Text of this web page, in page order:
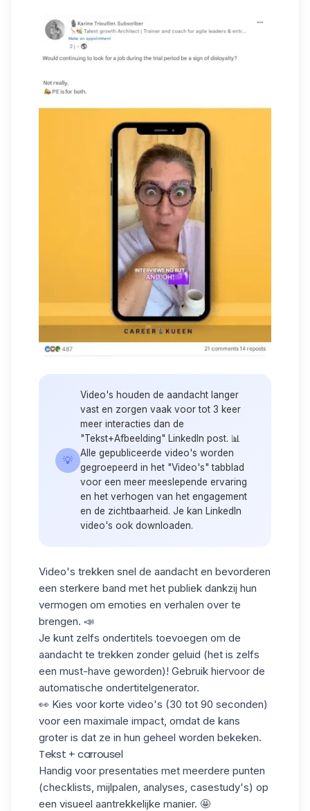
💡
Video's houden de aandacht langer
vast en zorgen vaak voor tot 3 keer
meer interacties dan de
"Tekst+Afbeelding" LinkedIn post. 📊
Alle gepubliceerde video's worden
gegroepeerd in het "Video's" tabblad
voor een meer meeslepende ervaring
en het verhogen van het engagement
en de zichtbaarheid. Je kan LinkedIn
video's ook downloaden.
Video's trekken snel de aandacht en bevorderen
een sterkere band met het publiek dankzij hun
vermogen om emoties en verhalen over te
brengen. 📣
Je kunt zelfs ondertitels toevoegen om de
aandacht te trekken zonder geluid (het is zelfs
een must-have geworden)! Gebruik hiervoor de
automatische ondertitelgenerator.
👀 Kies voor korte video's (30 tot 90 seconden)
voor een maximale impact, omdat de kans
groter is dat ze in hun geheel worden bekeken.
Tekst + carrousel
Handig voor presentaties met meerdere punten
(checklists, mijlpalen, analyses, casestudy's) op
een visueel aantrekkelijke manier. 🤩